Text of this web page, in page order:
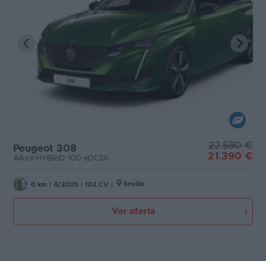
Peugeot 308
Allure HYBRID 100 eDCS6
22.590 €
21.390 €
0 km 4/2025 102 CV Sevilla
Ver oferta